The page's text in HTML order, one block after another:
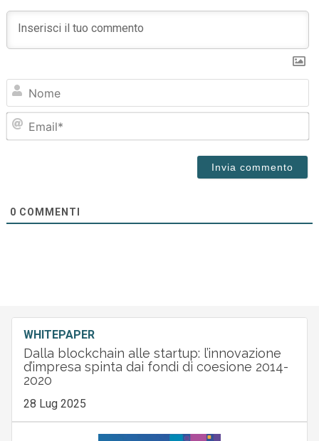
0 COMMENTI
WHITEPAPER
Dalla blockchain alle startup: l’innovazione
d’impresa spinta dai fondi di coesione 2014-
2020
28 Lug 2025